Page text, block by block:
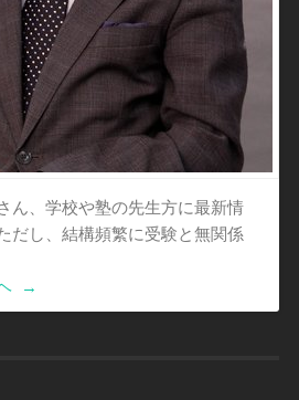
ん、学校や塾の先生方に最新情
だし、結構頻繁に受験と無関係
→